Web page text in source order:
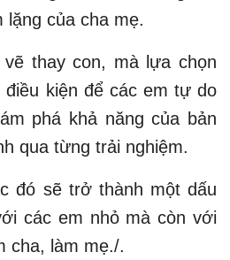
lặng của cha mẹ.
thay con, mà lựa chọn
điều kiện để các em tự do
phá khả năng của bản
qua từng trải nghiệm.
đó sẽ trở thành một dấu
các em nhỏ mà còn với
cha, làm mẹ./.